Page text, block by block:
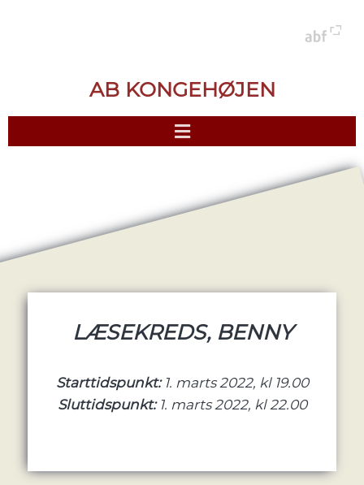
AB KONGEHØJEN
LÆSEKREDS, BENNY
Starttidspunkt: 1. marts 2022, kl 19.00
Sluttidspunkt: 1. marts 2022, kl 22.00